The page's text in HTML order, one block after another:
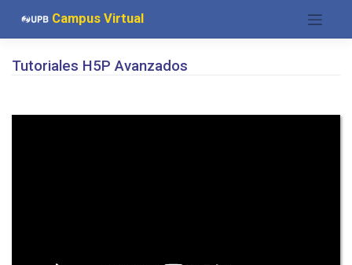
Campus Virtual
Tutoriales H5P Avanzados